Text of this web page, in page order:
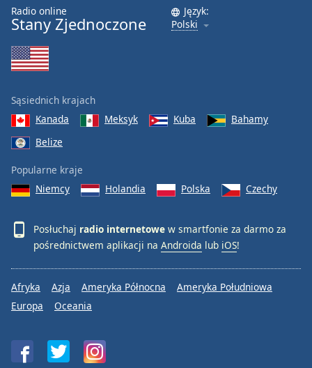
Radio online
Stany Zjednoczone
Język:
Polski
Sąsiednich krajach
Kanada
Meksyk Kuba
Bahamy
Belize
Popularne kraje
Niemcy
Holandia Polska Czechy
Posłuchaj radio internetowe w smartfonie za darmo za
pośrednictwem aplikacji na Androida lub iOS!
Afryka Azja Ameryka Północna
Ameryka Południowa
Europa
Oceania